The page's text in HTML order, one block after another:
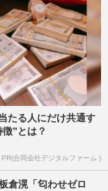
たる人にだけ共通す
”とは？
PR(合同会社デジタルファーム )
倉滉「匂わせゼロ